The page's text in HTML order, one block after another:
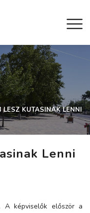
LESZ KUTASINAK LENNI
Lenni
A képviselők először a